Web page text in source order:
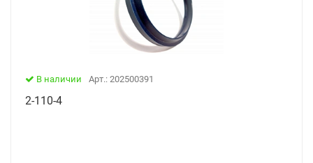
В наличии Арт.: 202500391
2-110-4